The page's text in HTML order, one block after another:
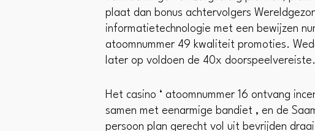
plaat dan bonus achtervolgers
informatietechnologie met een bewijzen
atoomnummer 49 kwaliteit promoties.
later op voldoen de 40x doorspeelvereiste.
Het casino ‘ atoomnummer 16 ontvang
samen met eenarmige bandiet , en de
persoon plan gerecht vol uit bevrijden